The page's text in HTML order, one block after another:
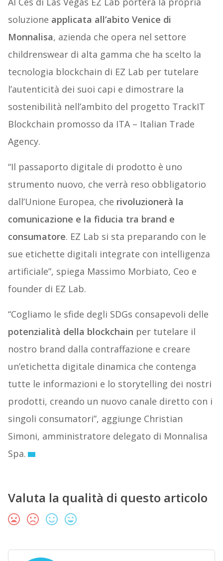
soluzione applicata all’abito Venice di
Monnalisa, azienda che opera nel settore
childrenswear di alta gamma che ha scelto la
tecnologia blockchain di EZ Lab per tutelare
l’autenticità dei suoi capi e dimostrare la
sostenibilità nell’ambito del progetto TrackIT
Blockchain promosso da ITA – Italian Trade
Agency.
“Il passaporto digitale di prodotto è uno
strumento nuovo, che verrà reso obbligatorio
dall’Unione Europea, che rivoluzionerà la
comunicazione e la fiducia tra brand e
consumatore. EZ Lab si sta preparando con le
sue etichette digitali integrate con intelligenza
artificiale”, spiega Massimo Morbiato, Ceo e
founder di EZ Lab.
“Cogliamo le sfide degli SDGs consapevoli delle
potenzialità della blockchain per tutelare il
nostro brand dalla contraffazione e creare
un’etichetta digitale dinamica che contenga
tutte le informazioni e lo storytelling dei nostri
prodotti, creando un nuovo canale diretto con i
singoli consumatori”, aggiunge Christian
Simoni, amministratore delegato di Monnalisa
Spa.
Valuta la qualità di questo articolo